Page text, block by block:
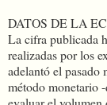
DATOS DE LA
La cifra publicada
realizadas por los
adelantó el pasado
método monetario